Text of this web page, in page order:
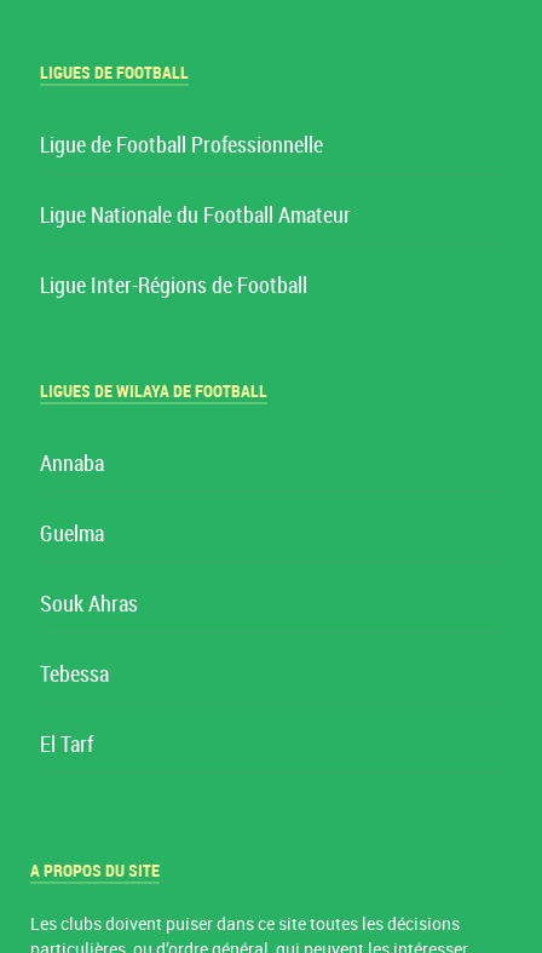
LIGUES DE FOOTBALL
Ligue de Football Professionnelle
Ligue Nationale du Football Amateur
Ligue Inter-Régions de Football
LIGUES DE WILAYA DE FOOTBALL
Annaba
Guelma
Souk Ahras
Tebessa
El Tarf
A PROPOS DU SITE
Les clubs doivent puiser dans ce site toutes les décisions